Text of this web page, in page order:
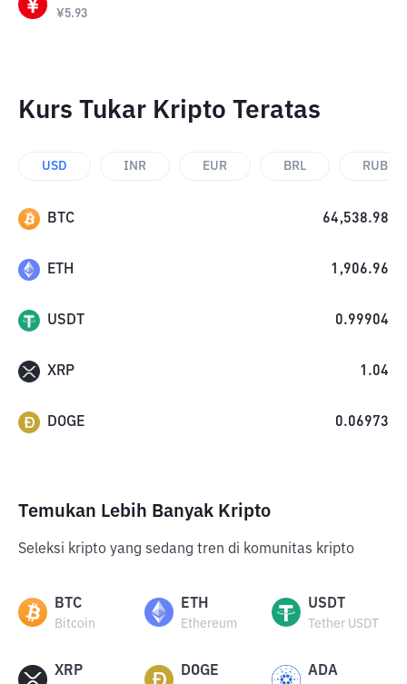
¥5.93
Kurs Tukar Kripto Teratas
USD INR EUR BRL RUB
BTC 64,538.98
ETH 1,906.96
USDT 0.99904
XRP 1.04
DOGE 0.06973
Temukan Lebih Banyak Kripto
Seleksi kripto yang sedang tren di komunitas kripto
BTC
Bitcoin
ETH
Ethereum
USDT
Tether USDT
XRP DOGE ADA